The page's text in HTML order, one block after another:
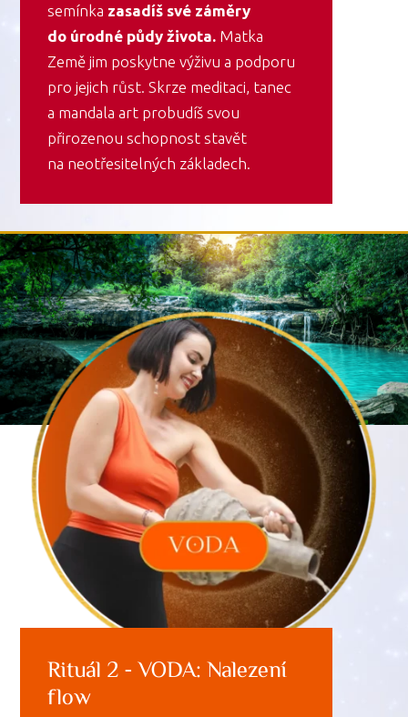
semínka zasadíš své záměry
do úrodné půdy života. Matka
Země jim poskytne výživu a podporu
pro jejich růst. Skrze meditaci, tanec
a mandala art probudíš svou
přirozenou schopnost stavět
na neotřesitelných základech.
Rituál 2 - VODA: Nalezení
flow